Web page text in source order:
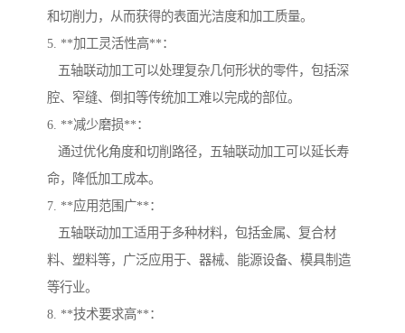
和切削力，从而获得的表面光洁度和加工质量。
5. **加工灵活性高**：
五轴联动加工可以处理复杂几何形状的零件，包括深
腔、窄缝、倒扣等传统加工难以完成的部位。
6. **减少磨损**：
通过优化角度和切削路径，五轴联动加工可以延长寿
命，降低加工成本。
7. **应用范围广**：
五轴联动加工适用于多种材料，包括金属、复合材
料、塑料等，广泛应用于、器械、能源设备、模具制造
等行业。
8. **技术要求高**：